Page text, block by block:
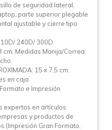
de seguridad lateral,
parte superior plegable
ajustable y cierre tipo
240D/ 300D.
cm; Medidas Manija/Correa:
15 x 7,5 cm.
en caja
e Impresión
expertos en artículos
y productos de
(Impresión Gran Formato,